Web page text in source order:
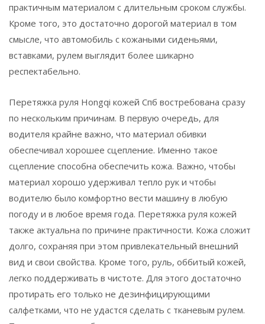
практичным материалом с длительным сроком службы.
Кроме того, это достаточно дорогой материал в том
смысле, что автомобиль с кожаными сиденьями,
вставками, рулем выглядит более шикарно
респектабельно.
Перетяжка руля Hongqi кожей Спб востребована сразу
по нескольким причинам. В первую очередь, для
водителя крайне важно, что материал обивки
обеспечивал хорошее сцепление. Именно такое
сцепление способна обеспечить кожа. Важно, чтобы
материал хорошо удерживал тепло рук и чтобы
водителю было комфортно вести машину в любую
погоду и в любое время года. Перетяжка руля кожей
также актуальна по причине практичности. Кожа сложит
долго, сохраняя при этом привлекательный внешний
вид и свои свойства. Кроме того, руль, оббитый кожей,
легко поддерживать в чистоте. Для этого достаточно
протирать его только не дезинфицирующими
салфетками, что не удастся сделать с тканевым рулем.